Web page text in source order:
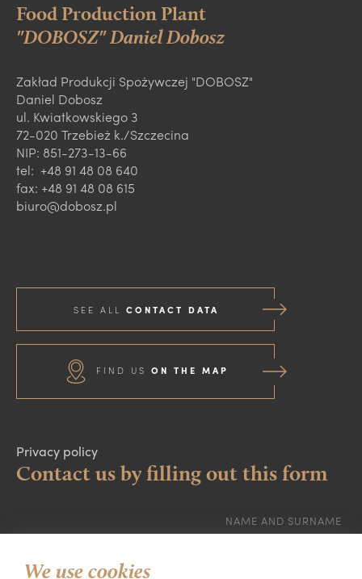
Food Production Plant
"DOBOSZ" Daniel Dobosz
Zakład Produkcji Spożywczej "DOBOSZ"
Daniel Dobosz
ul. Kwiatkowskiego 3
72-020 Trzebież k./Szczecina
NIP: 851-273-13-66
tel: +48 91 48 08 640
fax: +48 91 48 08 615
biuro@dobosz.pl
SEE ALL CONTACT DATA
FIND US ON THE MAP
Privacy policy
Contact us by filling out this form
NAME AND SURNAME
We use cookies